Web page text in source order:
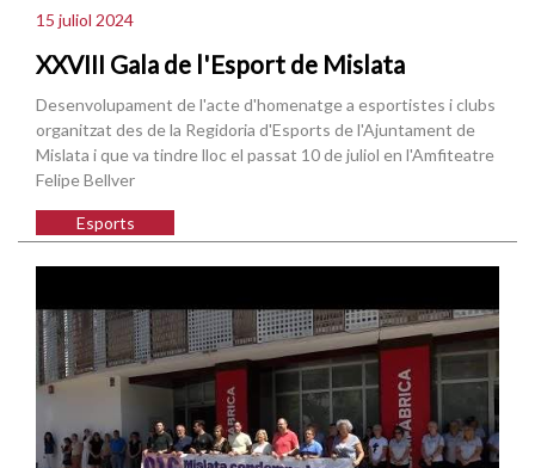
15 juliol 2024
XXVIII Gala de l'Esport de Mislata
Desenvolupament de l'acte d'homenatge a esportistes i clubs
organitzat des de la Regidoria d'Esports de l'Ajuntament de
Mislata i que va tindre lloc el passat 10 de juliol en l'Amfiteatre
Felipe Bellver
Esports